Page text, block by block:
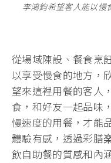
李鴻鈞希望客人能以
從場域陳設、餐食烹
以享受慢食的地方，
望來這裡用餐的客人
食，和好友一起品味
慢速度的用餐，才能
體驗有感，透過彩膳
飲自助餐的質感和內